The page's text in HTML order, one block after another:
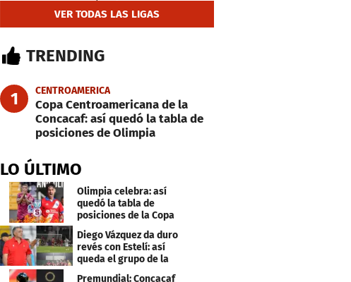
VER TODAS LAS LIGAS
TRENDING
1 CENTROAMERICA
Copa Centroamericana de la
Concacaf: así quedó la tabla de
posiciones de Olimpia
LO ÚLTIMO
Olimpia celebra: así
quedó la tabla de
posiciones de la Copa
Centroamericana
Diego Vázquez da duro
revés con Estelí: así
queda el grupo de la
Premundial: Concacaf